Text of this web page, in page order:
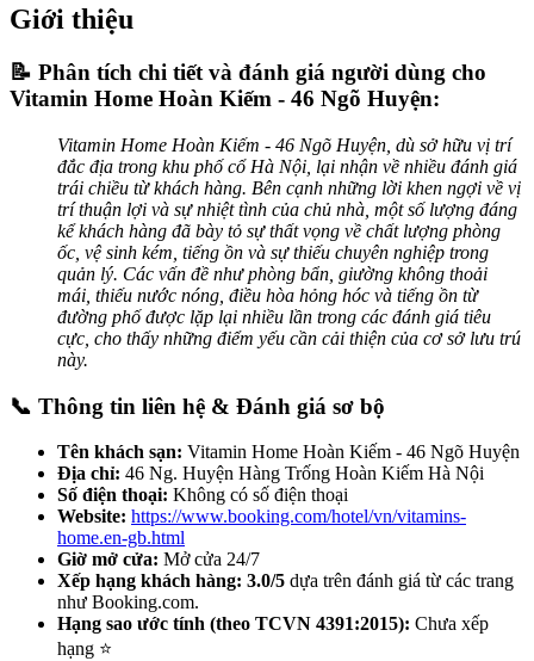
Giới thiệu
📝 Phân tích chi tiết và đánh giá người dùng cho
Vitamin Home Hoàn Kiếm - 46 Ngõ Huyện:
Vitamin Home Hoàn Kiếm - 46 Ngõ Huyện, dù sở hữu vị trí
đắc địa trong khu phố cổ Hà Nội, lại nhận về nhiều đánh giá
trái chiều từ khách hàng. Bên cạnh những lời khen ngợi về vị
trí thuận lợi và sự nhiệt tình của chủ nhà, một số lượng đáng
kể khách hàng đã bày tỏ sự thất vọng về chất lượng phòng
ốc, vệ sinh kém, tiếng ồn và sự thiếu chuyên nghiệp trong
quản lý. Các vấn đề như phòng bẩn, giường không thoải
mái, thiếu nước nóng, điều hòa hỏng hóc và tiếng ồn từ
đường phố được lặp lại nhiều lần trong các đánh giá tiêu
cực, cho thấy những điểm yếu cần cải thiện của cơ sở lưu trú
này.
📞 Thông tin liên hệ & Đánh giá sơ bộ
Tên khách sạn: Vitamin Home Hoàn Kiếm - 46 Ngõ Huyện
Địa chỉ: 46 Ng. Huyện Hàng Trống Hoàn Kiếm Hà Nội
Số điện thoại: Không có số điện thoại
Website: https://www.booking.com/hotel/vn/vitamins-
home.en-gb.html
Giờ mở cửa: Mở cửa 24/7
Xếp hạng khách hàng: 3.0/5 dựa trên đánh giá từ các trang
như Booking.com.
Hạng sao ước tính (theo TCVN 4391:2015): Chưa xếp
hạng ⭐